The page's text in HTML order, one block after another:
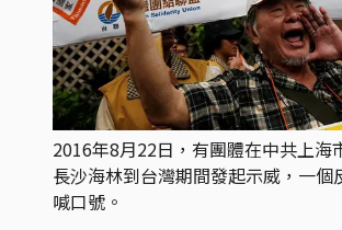
2016年8月22日，有團體在中共上海
長沙海林到台灣期間發起示威，一個
喊口號。